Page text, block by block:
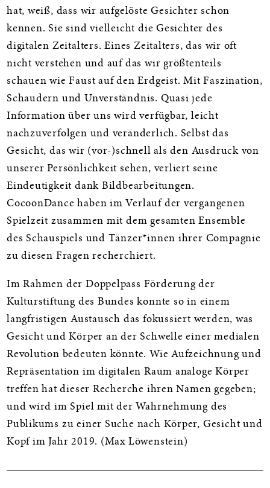
hat, weiß, dass wir aufgelöste Gesichter schon
kennen. Sie sind vielleicht die Gesichter des
digitalen Zeitalters. Eines Zeitalters, das wir oft
nicht verstehen und auf das wir größtenteils
schauen wie Faust auf den Erdgeist. Mit Faszination,
Schaudern und Unverständnis. Quasi jede
Information über uns wird verfügbar, leicht
nachzuverfolgen und veränderlich. Selbst das
Gesicht, das wir (vor-)schnell als den Ausdruck von
unserer Persönlichkeit sehen, verliert seine
Eindeutigkeit dank Bildbearbeitungen.
CocoonDance haben im Verlauf der vergangenen
Spielzeit zusammen mit dem gesamten Ensemble
des Schauspiels und Tänzer*innen ihrer Compagnie
zu diesen Fragen recherchiert.
Im Rahmen der Doppelpass Förderung der
Kulturstiftung des Bundes konnte so in einem
langfristigen Austausch das fokussiert werden, was
Gesicht und Körper an der Schwelle einer medialen
Revolution bedeuten könnte. Wie Aufzeichnung und
Repräsentation im digitalen Raum analoge Körper
treffen hat dieser Recherche ihren Namen gegeben;
und wird im Spiel mit der Wahrnehmung des
Publikums zu einer Suche nach Körper, Gesicht und
Kopf im Jahr 2019. (Max Löwenstein)